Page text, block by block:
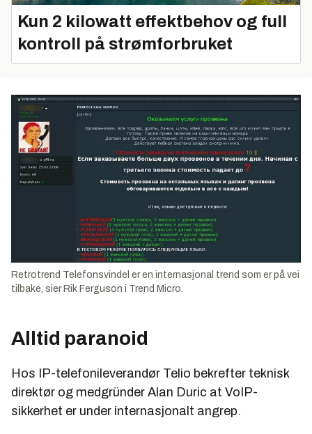
Kun 2 kilowatt effektbehov og full
kontroll på strømforbruket
Retrotrend Telefonsvindel er en internasjonal trend som er på vei
tilbake, sier Rik Ferguson i Trend Micro.
Alltid paranoid
Hos IP-telefonileverandør Telio bekrefter teknisk
direktør og medgründer Alan Duric at VoIP-
sikkerhet er under internasjonalt angrep.